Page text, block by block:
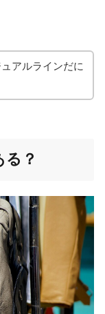
アルラインだに
？